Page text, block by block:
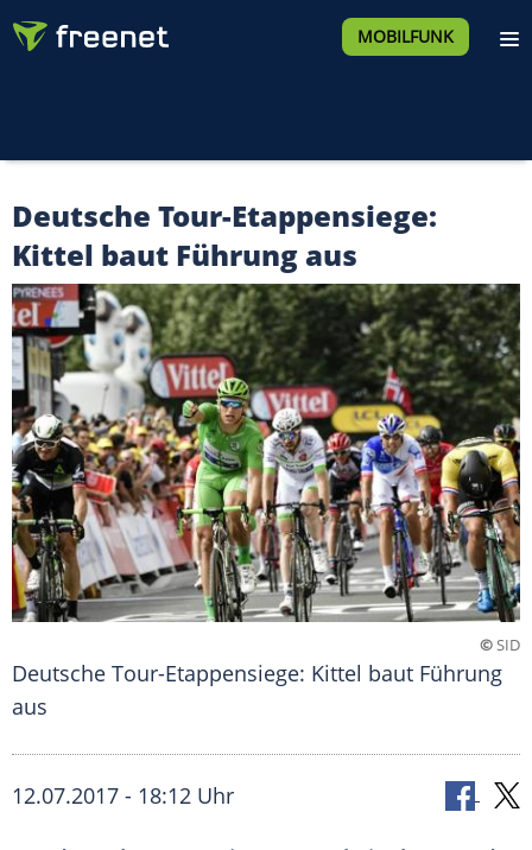
MOBILFUNK
Deutsche Tour-Etappensiege:
Kittel baut Führung aus
©SID
Deutsche Tour-Etappensiege: Kittel baut Führung
aus
12.07.2017 - 18:12 Uhr